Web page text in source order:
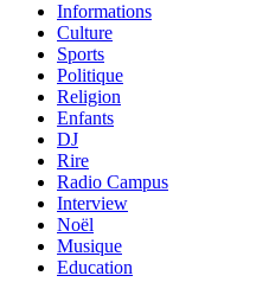
Informations
Culture
Sports
Politique
Religion
Enfants
DJ
Rire
Radio Campus
Interview
Noël
Musique
Education